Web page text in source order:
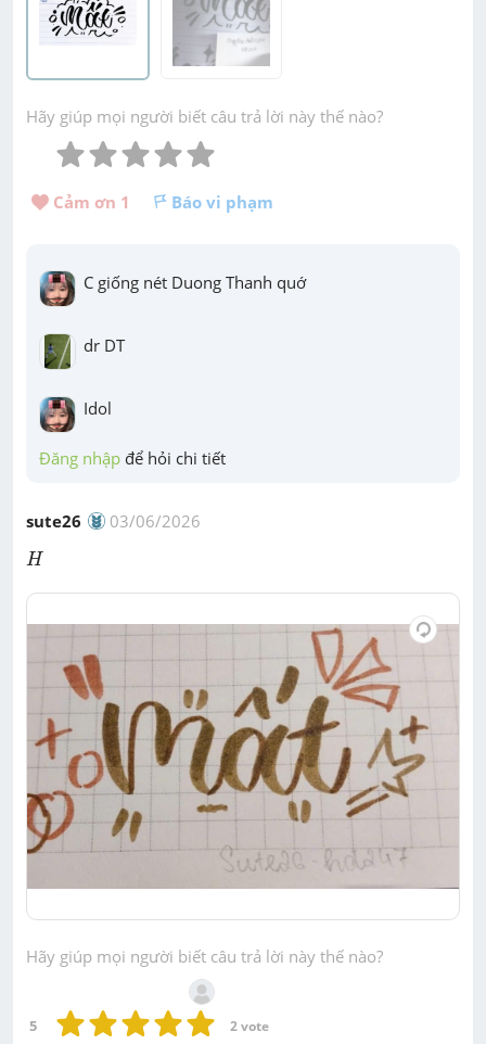
Hãy giúp mọi người biết câu trả lời này thế nào?
Cảm ơn 1 Báo vi phạm
C giống nét Duong Thanh quớ
dr DT
Idol
Đăng nhập để hỏi chi tiết
sute26 03/06/2026
H
H
Hãy giúp mọi người biết câu trả lời này thế nào?
5 2 vote